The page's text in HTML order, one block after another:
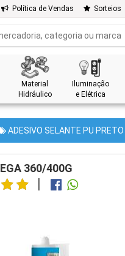
Política de Vendas Sorteios
Material
Hidráulico
Iluminação
e Elétrica
ADESIVO SELANTE PU
360/400G